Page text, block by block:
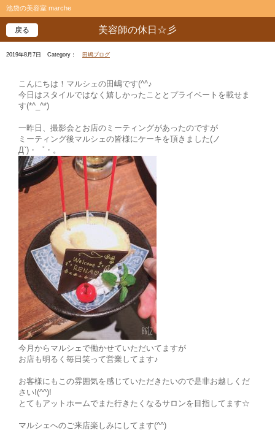
池袋の美容室 marche
美容師の休日☆彡
戻る
2019年8月7日 Category： 田嶋ブログ
こんにちは！マルシェの田嶋です(^^♪
今日はスタイルではなく嬉しかったこととプライベートを載せま
す(*^_^*)
一昨日、撮影会とお店のミーティングがあったのですが
ミーティング後マルシェの皆様にケーキを頂きました(ノ
Д`)・゜・。
今月からマルシェで働かせていただいてますが
お店も明るく毎日笑って営業してます♪
お客様にもこの雰囲気を感じていただきたいので是非お越しくだ
さい!(^^)!
とてもアットホームでまた行きたくなるサロンを目指してます☆
マルシェへのご来店楽しみにしてます(^^)